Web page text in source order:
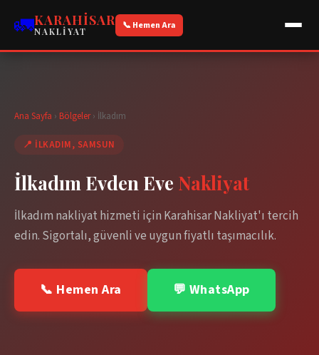
🚛KARAHISAR
NAKLIYAT
📞 Hemen Ara
Ana Sayfa › Bölgeler› İlkadım
📍 İLKADIM, SAMSUN
İlkadım Evden Eve Nakliyat
İlkadım nakliyat hizmeti için Karahisar Nakliyat'ı tercih
edin. Sigortalı, güvenli ve uygun fiyatlı taşımacılık.
📞 Hemen Ara 💬 WhatsApp